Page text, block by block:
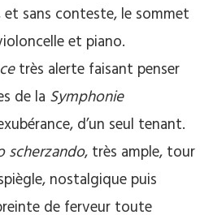
sans conteste, le sommet
et piano.
très alerte faisant penser
de la Symphonie
d’un seul tenant.
scherzando, très ample, tour
nostalgique puis
de ferveur toute